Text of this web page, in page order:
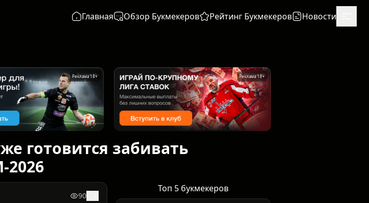
Главная Обзор Букмекеров Рейтинг Букмекеров Новости
Реклама 18+ Реклама 18+
готовится забивать
90
Топ 5 букмекеров